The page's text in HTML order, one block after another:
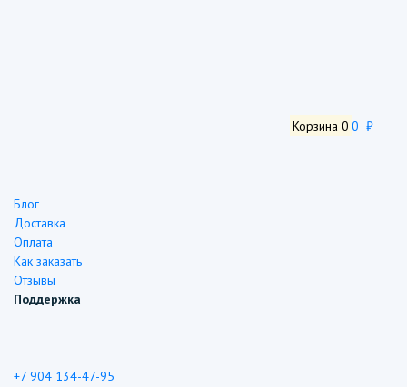
Корзина 0 0 ₽
Блог
Доставка
Оплата
Как заказать
Отзывы
Поддержка
+7 904 134-47-95